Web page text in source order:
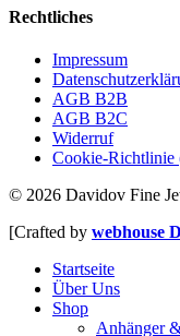
Rechtliches
Impressum
AGB B2B
AGB B2C
Widerruf
Cookie-Richtlinie
© 2026 Davidov Fine
[Crafted by webhouse
Close
Menu
Startseite
Über Uns
Shop
Anhänger